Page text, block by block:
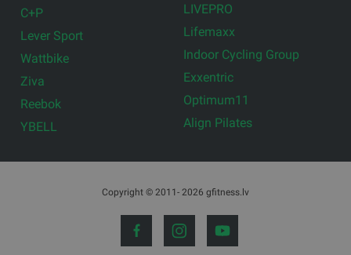
C+P
Lever Sport
Wattbike
Ziva
Reebok
YBELL
LIVEPRO
Lifemaxx
Indoor Cycling Group
Exxentric
Optimum11
Align Pilates
Copyright © 2011- 2026 gfitness.lv